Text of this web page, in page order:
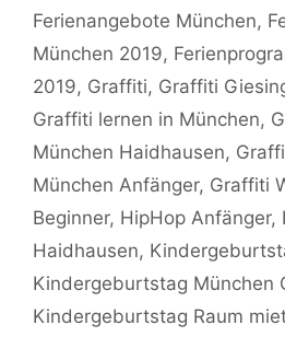
Ferienangebote München,
München 2019,
2019, Graffiti, Graffiti
Graffiti lernen in München,
München Haidhausen,
München Anfänger, Graffiti
Beginner, HipHop Anfänger,
Haidhausen,
Kindergeburtstag München
Kindergeburtstag Raum